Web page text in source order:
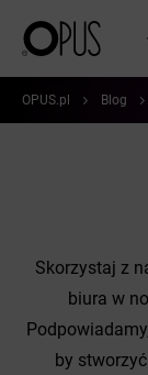
OPUS.pl Blog
Skorzystaj z
biura w
by